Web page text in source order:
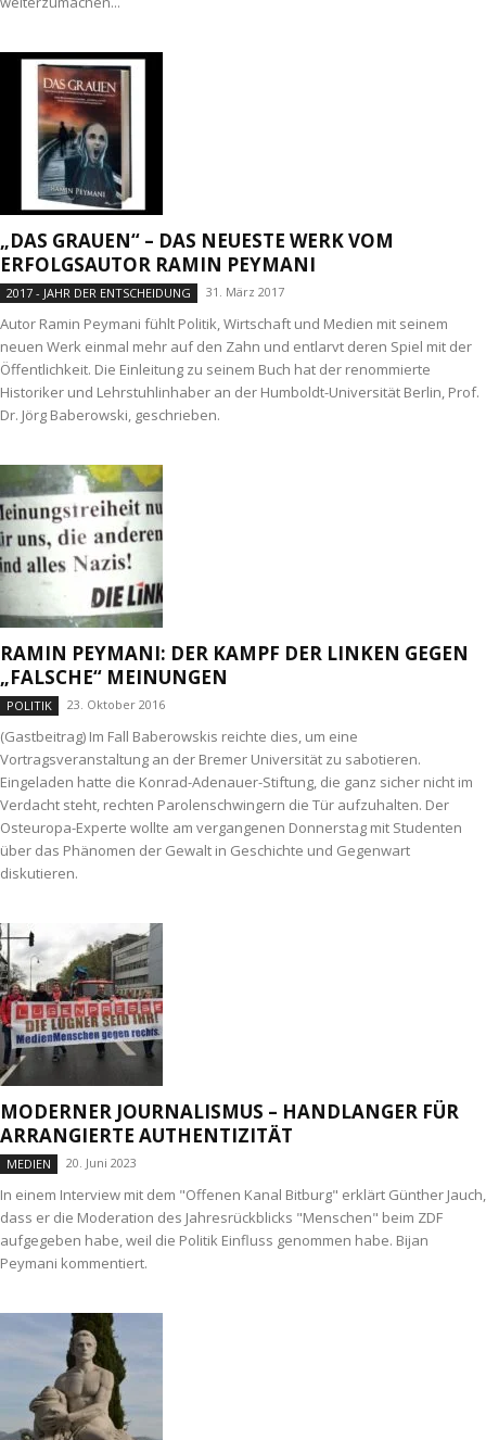
„DAS GRAUEN“ – DAS NEUESTE WERK VOM
ERFOLGSAUTOR RAMIN PEYMANI
2017 - JAHR DER ENTSCHEIDUNG 31. März 2017
Autor Ramin Peymani fühlt Politik, Wirtschaft und Medien mit seinem
neuen Werk einmal mehr auf den Zahn und entlarvt deren Spiel mit der
Öffentlichkeit. Die Einleitung zu seinem Buch hat der renommierte
Historiker und Lehrstuhlinhaber an der Humboldt-Universität Berlin, Prof.
Dr. Jörg Baberowski, geschrieben.
RAMIN PEYMANI: DER KAMPF DER LINKEN GEGEN
„FALSCHE“ MEINUNGEN
POLITIK 23. Oktober 2016
(Gastbeitrag) Im Fall Baberowskis reichte dies, um eine
Vortragsveranstaltung an der Bremer Universität zu sabotieren.
Eingeladen hatte die Konrad-Adenauer-Stiftung, die ganz sicher nicht im
Verdacht steht, rechten Parolenschwingern die Tür aufzuhalten. Der
Osteuropa-Experte wollte am vergangenen Donnerstag mit Studenten
über das Phänomen der Gewalt in Geschichte und Gegenwart
diskutieren.
MODERNER JOURNALISMUS – HANDLANGER FÜR
ARRANGIERTE AUTHENTIZITÄT
MEDIEN 20. Juni 2023
In einem Interview mit dem "Offenen Kanal Bitburg" erklärt Günther Jauch,
dass er die Moderation des Jahres­rückblicks "Menschen" beim ZDF
aufgegeben habe, weil die Politik Einfluss genommen habe. Bijan
Peymani kommentiert.